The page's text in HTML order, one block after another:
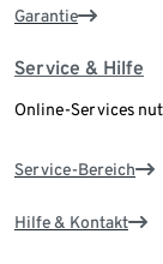
Garantie
Service & Hilfe
Online-Services
Service-Bereich
Hilfe & Kontakt